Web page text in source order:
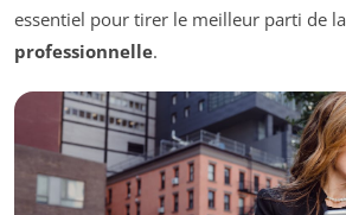
essentiel pour tirer le meilleur parti de la
professionnelle.